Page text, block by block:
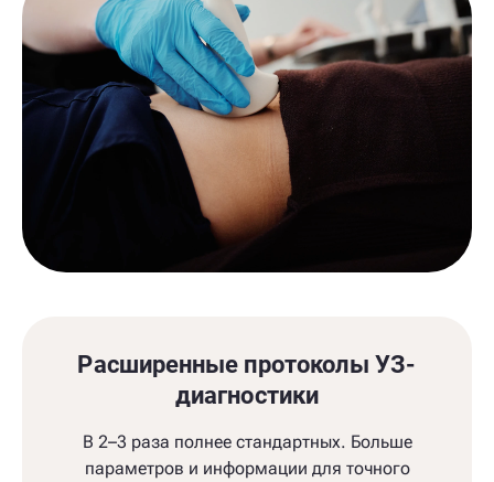
Расширенные протоколы УЗ-
диагностики
В 2–3 раза полнее стандартных. Больше
параметров и информации для точного